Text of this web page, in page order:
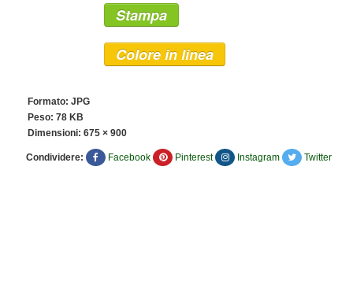
Stampa
Colore in linea
Formato: JPG
Peso: 78 KB
Dimensioni: 675 × 900
Condividere: Facebook Pinterest Instagram Twitter